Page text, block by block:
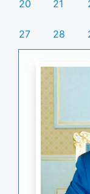
20 21
27 28